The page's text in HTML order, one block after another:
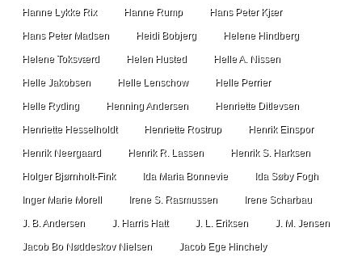
Hanne Lykke Rix Hanne Rump Hans Peter Kjær
Hans Peter Madsen Heidi Bobjerg Helene Hindberg
Helene Toksværd Helen Husted Helle A. Nissen
Helle Jakobsen Helle Lenschow Helle Perrier
Helle Ryding Henning Andersen Henriette Ditlevsen
Henriette Hesselholdt Henriette Rostrup Henrik Einspor
Henrik Neergaard Henrik R. Lassen Henrik S. Harksen
Holger Bjørnholt-Fink Ida Maria Bonnevie Ida Søby Fogh
Inger Marie Morell Irene S. Rasmussen Irene Scharbau
J. B. Andersen J. Harris Hatt J. L. Eriksen J. M. Jensen
Jacob Bo Nøddeskov Nielsen Jacob Ege Hinchely